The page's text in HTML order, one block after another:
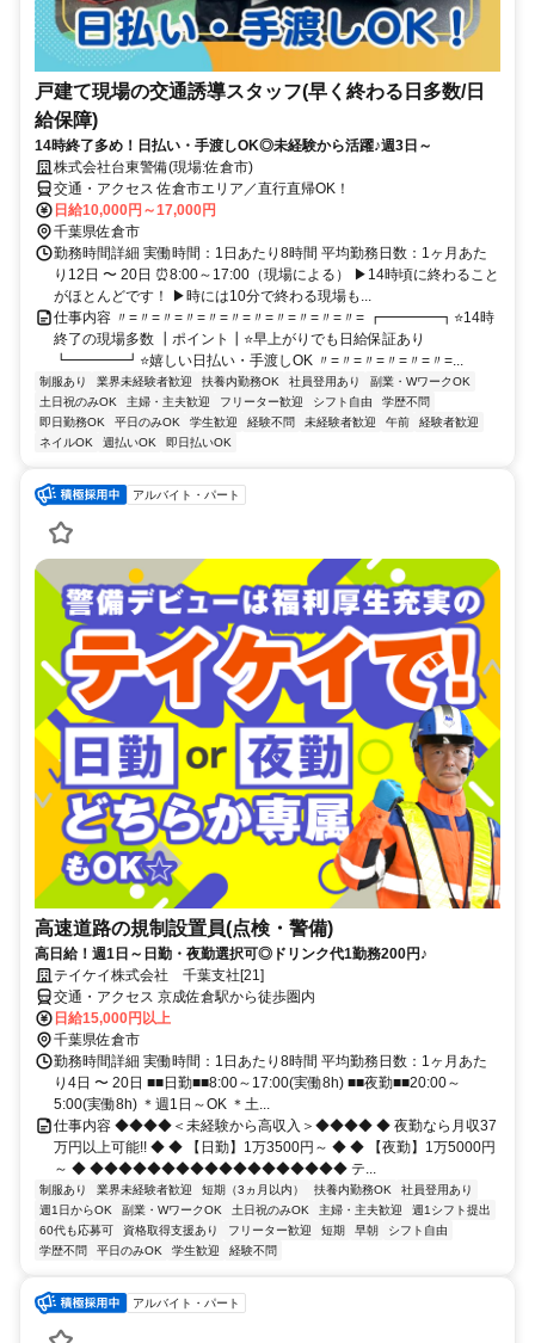
戸建て現場の交通誘導スタッフ(早く終わる日多数/日
給保障)
14時終了多め！日払い・手渡しOK◎未経験から活躍♪週3日～
株式会社台東警備(現場:佐倉市)
交通・アクセス 佐倉市エリア／直行直帰OK！
日給10,000円～17,000円
千葉県佐倉市
勤務時間詳細 実働時間：1日あたり8時間 平均勤務日数：1ヶ月あた
り12日 〜 20日 ⏰8:00～17:00（現場による） ▶14時頃に終わること
がほとんどです！ ▶時には10分で終わる現場も...
仕事内容 〃=〃=〃=〃=〃=〃=〃=〃=〃=〃=〃= ┏━━━━┓⭐14時
終了の現場多数 ┃ポイント┃⭐早上がりでも日給保証あり
┗━━━━┛⭐嬉しい日払い・手渡しOK 〃=〃=〃=〃=〃=〃=...
制服あり 業界未経験者歓迎 扶養内勤務OK 社員登用あり
副業・WワークOK
土日祝のみOK
主婦・主夫歓迎 フリーター歓迎 シフト自由
学歴不問
即日勤務OK
平日のみOK 学生歓迎 経験不問 未経験者歓迎 午前
経験者歓迎
ネイルOK
週払いOK 即日払いOK
アルバイト・パート
高速道路の規制設置員(点検・警備)
高日給！週1日～日勤・夜勤選択可◎ドリンク代1勤務200円♪
テイケイ株式会社 千葉支社[21]
交通・アクセス 京成佐倉駅から徒歩圏内
日給15,000円以上
千葉県佐倉市
勤務時間詳細 実働時間：1日あたり8時間 平均勤務日数：1ヶ月あた
り4日 〜 20日 ■■日勤■■8:00～17:00(実働8h) ■■夜勤■■20:00～
5:00(実働8h) ＊週1日～OK ＊土...
仕事内容 ◆◆◆◆＜未経験から高収入＞◆◆◆◆ ◆ 夜勤なら月収37
万円以上可能!! ◆ ◆ 【日勤】1万3500円～ ◆ ◆ 【夜勤】1万5000円
～ ◆ ◆◆◆◆◆◆◆◆◆◆◆◆◆◆◆◆◆◆ テ...
制服あり 業界未経験者歓迎 短期（3ヵ月以内） 扶養内勤務OK
社員登用あり
週1日からOK
副業・WワークOK 土日祝のみOK 主婦・主夫歓迎
週1シフト提出
60代も応募可
資格取得支援あり フリーター歓迎 短期 早朝
シフト自由
学歴不問
平日のみOK 学生歓迎 経験不問
アルバイト・パート